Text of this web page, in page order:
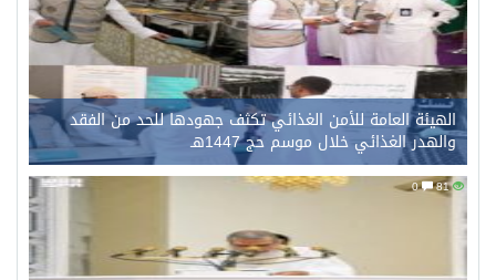
الهيئة العامة للأمن الغذائي تكثف جهودها للحد من الفقد
والهدر الغذائي خلال موسم حج 1447هـ
81
0